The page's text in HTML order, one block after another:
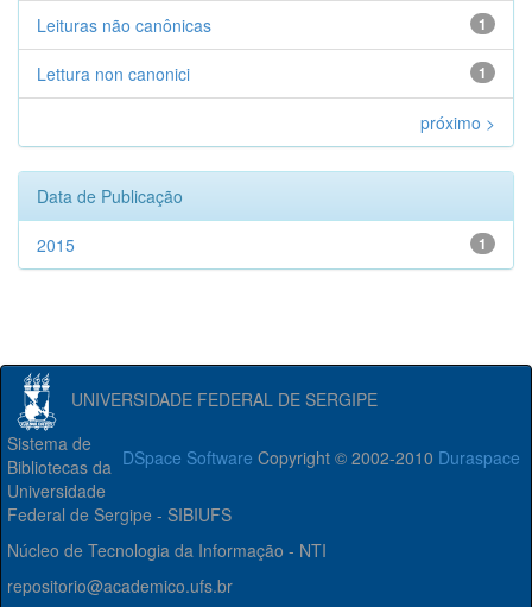
1
Leituras não canônicas
1
Lettura non canonici
próximo >
Data de Publicação
1
2015
UNIVERSIDADE FEDERAL DE SERGIPE
DSpace Software Copyright © 2002-2010 Duraspace
Sistema de
Bibliotecas da
Universidade
Federal de Sergipe - SIBIUFS
Núcleo de Tecnologia da Informação - NTI
repositorio@academico.ufs.br